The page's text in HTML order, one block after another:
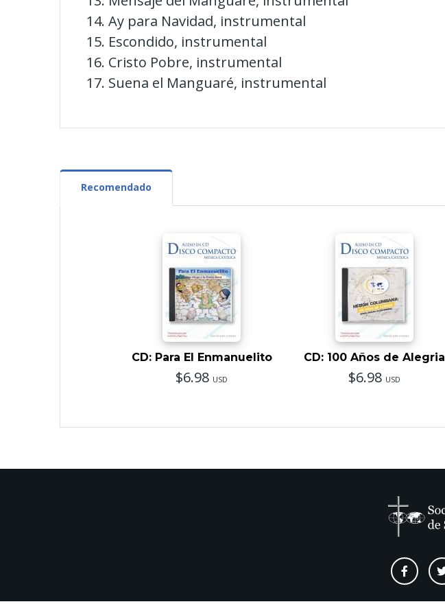
Ay para Navidad, instrumental
Escondido, instrumental
Cristo Pobre, instrumental
Suena el Manguaré, instrumental
Recomendado
CD: Para El Enmanuelito
$6.98 USD
CD: 100 Años de Alegria
$6.98 USD